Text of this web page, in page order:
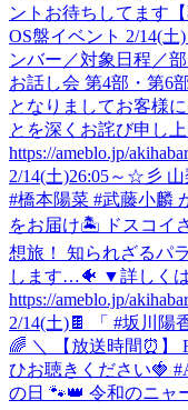
ントお待ちしてます
OS盤イベント 2/14(
ンバー／対象日程／
お話し会 第4部・第6
となりましてお客様
とを深くお詫び申し上
https://ameblo.jp/
2/14(土)26:05～☆彡
#橋本陽菜 #武藤小麟
をお届け🏝️ ドスコイ
想旅！ 知られざるパ
します…🐠 ▼詳しく
https://ameblo.jp/
2/14(土)🍫 「 #坂川陽
🌈 ＼ 【放送時間⏰】
ひお聴きください🍓
の日 🐾👑 令和のニャ